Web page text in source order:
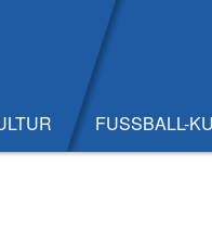
FUSSBALL-